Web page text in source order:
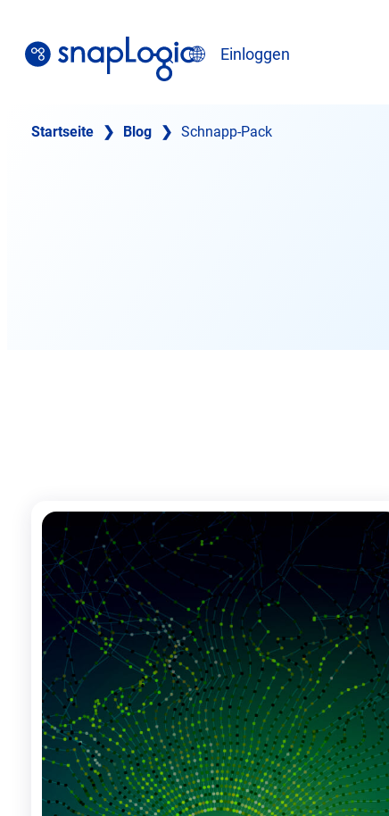
springen
Suche
DeutschEinloggen
Startseite ❯ Blog ❯ Schnapp-Pack